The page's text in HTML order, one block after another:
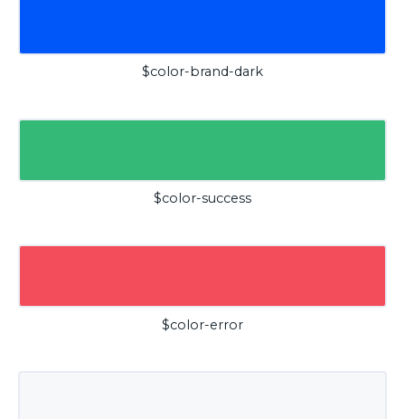
$color-brand-dark
$color-success
$color-error